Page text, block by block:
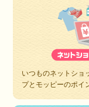
いつものネットショ
プとモッピーのポイ